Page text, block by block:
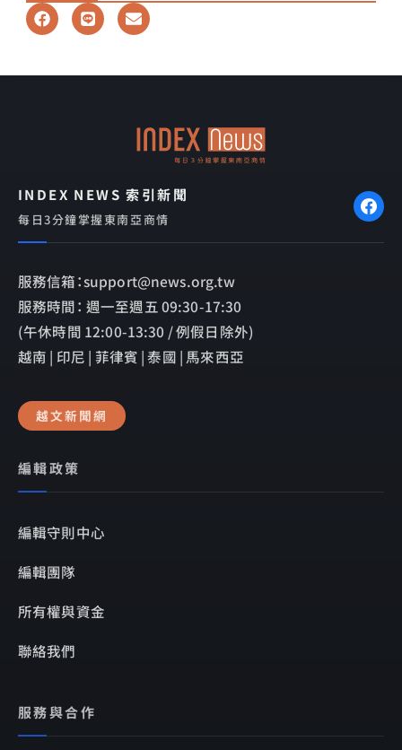
F
a
b
L
i
E
n
l
e
INDEX NEWS 索引新聞
每日3分鐘掌握東南亞商情
服務信箱：support@news.org.tw
服務時間： 週一至週五 09:30-17:30
(午休時間 12:00-13:30 / 例假日除外)
越南 | 印尼 | 菲律賓 | 泰國 | 馬來西亞
越文新聞網
編輯政策
編輯守則中心
編輯團隊
所有權與資金
聯絡我們
服務與合作